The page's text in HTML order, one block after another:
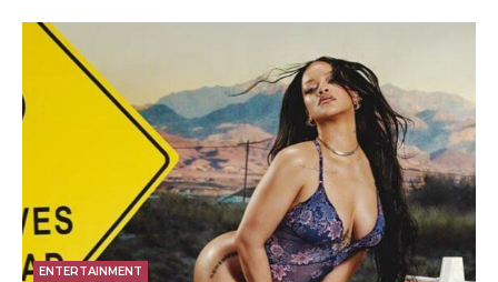
ENTERTAINMENT